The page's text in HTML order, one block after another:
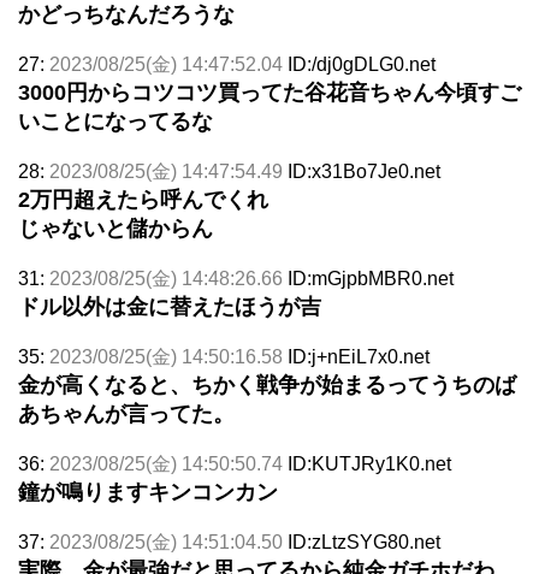
かどっちなんだろうな
27: 2023/08/25(金) 14:47:52.04 ID:/dj0gDLG0.net
3000円からコツコツ買ってた谷花音ちゃん今頃すご
いことになってるな
28: 2023/08/25(金) 14:47:54.49 ID:x31Bo7Je0.net
2万円超えたら呼んでくれ
じゃないと儲からん
31: 2023/08/25(金) 14:48:26.66 ID:mGjpbMBR0.net
ドル以外は金に替えたほうが吉
35: 2023/08/25(金) 14:50:16.58 ID:j+nEiL7x0.net
金が高くなると、ちかく戦争が始まるってうちのば
あちゃんが言ってた。
36: 2023/08/25(金) 14:50:50.74 ID:KUTJRy1K0.net
鐘が鳴りますキンコンカン
37: 2023/08/25(金) 14:51:04.50 ID:zLtzSYG80.net